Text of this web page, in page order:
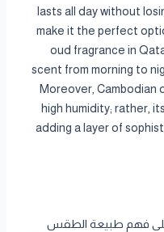
lasts all day without
make it the perfect
oud fragrance in
scent from morning to
Moreover,
high humidity; rather,
adding a layer of
على فهم طبيعة الطقس